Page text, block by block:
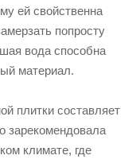
ей свойственна
попросту
вода способна
материал.
плитки составляет
зарекомендовала
климате, где